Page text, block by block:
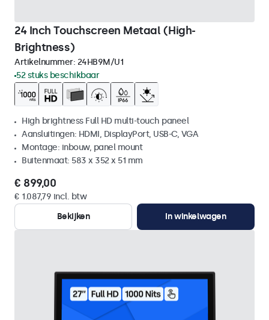
24 Inch Touchscreen Metaal (High-
Brightness)
Artikelnummer: 24HB9M/U1
52 stuks beschikbaar
High brightness Full HD multi-touch paneel
Aansluitingen: HDMI, DisplayPort, USB-C, VGA
Montage: inbouw, panel mount
Buitenmaat: 583 x 352 x 51 mm
€ 899,00
€ 1.087,79 incl. btw
Bekijken
In winkelwagen